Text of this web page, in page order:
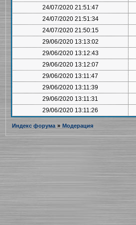
24/07/2020 21:51:47
24/07/2020 21:51:34
24/07/2020 21:50:15
29/06/2020 13:13:02
29/06/2020 13:12:43
29/06/2020 13:12:07
29/06/2020 13:11:47
29/06/2020 13:11:39
29/06/2020 13:11:31
29/06/2020 13:11:26
Индекс форума » Модерация